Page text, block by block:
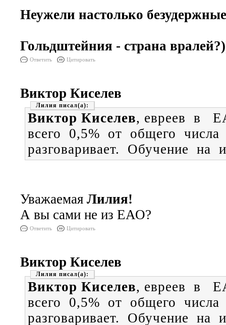
Неужели настолько
Гольдштейния - страна
Ответить Цитировать
Виктор Киселев
Лилия
Виктор Киселев, евреев в
всего 0,5% от общего
разговаривает. Обучение на
Уважаемая Лилия!
А вы сами не из ЕАО?
Ответить Цитировать
Виктор Киселев
Лилия
Виктор Киселев, евреев в
всего 0,5% от общего
разговаривает. Обучение на